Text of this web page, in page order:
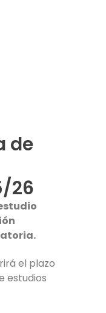
de
26
el plazo
estudios